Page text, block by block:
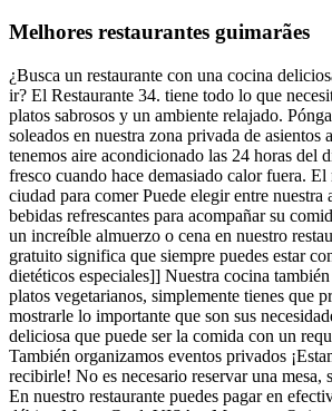
Melhores restaurantes guimarães
¿Busca un restaurante con una cocina
ir? El Restaurante 34. tiene todo lo que
platos sabrosos y un ambiente relajado.
soleados en nuestra zona privada de asientos
tenemos aire acondicionado las 24 horas del
fresco cuando hace demasiado calor fuera. El
ciudad para comer Puede elegir entre nuestra
bebidas refrescantes para acompañar su
un increíble almuerzo o cena en nuestro
gratuito significa que siempre puedes estar
dietéticos especiales]] Nuestra cocina
platos vegetarianos, simplemente tienes que
mostrarle lo importante que son sus
deliciosa que puede ser la comida con un
También organizamos eventos privados
recibirle! No es necesario reservar una mesa,
En nuestro restaurante puedes pagar en